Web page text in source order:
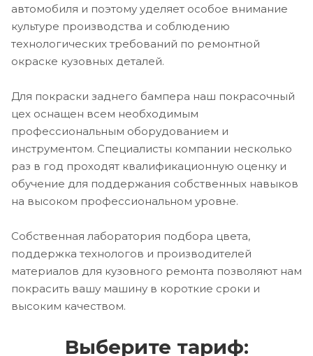
автомобиля и поэтому уделяет особое внимание
культуре производства и соблюдению
технологических требований по ремонтной
окраске кузовных деталей.
Для покраски заднего бампера наш покрасочный
цех оснащен всем необходимым
профессиональным оборудованием и
инструментом. Специалисты компании несколько
раз в год проходят квалификационную оценку и
обучение для поддержания собственных навыков
на высоком профессиональном уровне.
Собственная лаборатория подбора цвета,
поддержка технологов и производителей
материалов для кузовного ремонта позволяют нам
покрасить вашу машину в короткие сроки и
высоким качеством.
Выберите тариф: